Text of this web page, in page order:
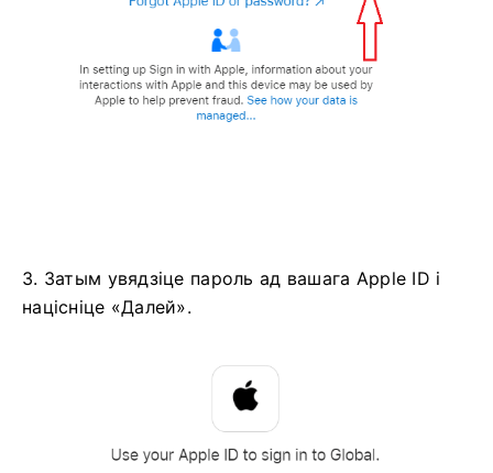
3. Затым увядзіце пароль ад вашага Apple ID і
націсніце «Далей».